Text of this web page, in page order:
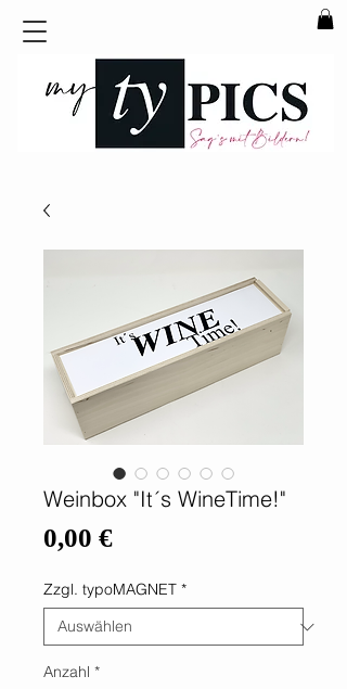
Weinbox "It´s WineTime!"
0,00 €Preis
Zzgl. typoMAGNET *
Anzahl *